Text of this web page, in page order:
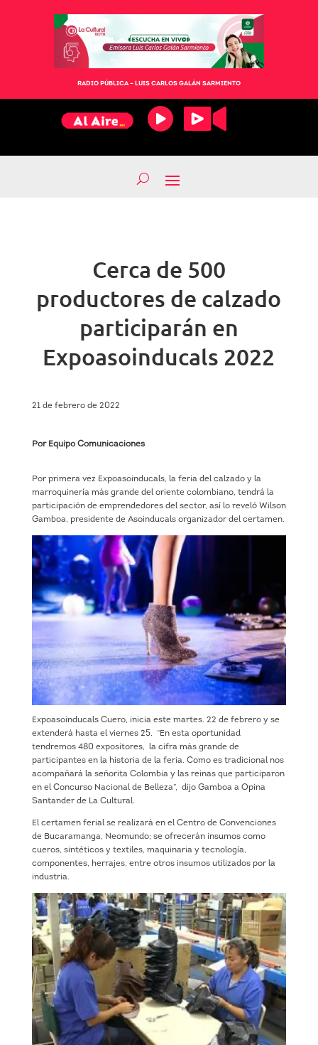
RADIO PÚBLICA – LUIS CARLOS GALÁN SARMIENTO
Cerca de 500
productores de calzado
participarán en
Expoasoinducals 2022
21 de febrero de 2022
Por Equipo Comunicaciones
Por primera vez Expoasoinducals, la feria del calzado y la
marroquinería más grande del oriente colombiano, tendrá la
participación de emprendedores del sector, así lo reveló Wilson
Gamboa, presidente de Asoinducals organizador del certamen.
Expoasoinducals Cuero, inicia este martes. 22 de febrero y se
extenderá hasta el viernes 25. “En esta oportunidad
tendremos 480 expositores, la cifra más grande de
participantes en la historia de la feria. Como es tradicional nos
acompañará la señorita Colombia y las reinas que participaron
en el Concurso Nacional de Belleza”, dijo Gamboa a Opina
Santander de La Cultural.
El certamen ferial se realizará en el Centro de Convenciones
de Bucaramanga, Neomundo; se ofrecerán insumos como
cueros, sintéticos y textiles, maquinaria y tecnología,
componentes, herrajes, entre otros insumos utilizados por la
industria.